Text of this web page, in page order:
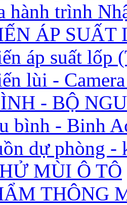
hành trình
ÁP SUẤT
áp suất lốp
lùi -
- BỘ
bình - Binh
dự phòng -
MÙI Ô TÔ
THÔNG